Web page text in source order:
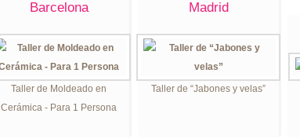
Barcelona
Taller de Moldeado en
Cerámica - Para 1 Persona
Madrid
Taller de “Jabones y velas”